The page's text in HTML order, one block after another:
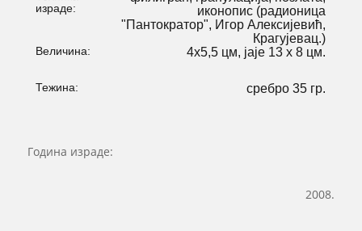
израде:
иконопис (радионица
"Пантократор", Игор Алексијевић,
Крагујевац.)
Величина: 4х5,5 цм, јаје 13 x 8 цм.
Тежина: сребро 35 гр.
Година израде:
2008.